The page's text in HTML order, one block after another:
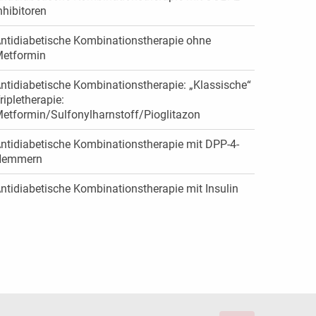
Kombinationstherapie ohne
Kombinationstherapie: „Klassische“
Sulfonylharnstoff/Pioglitazon
Kombinationstherapie mit DPP-4-
Kombinationstherapie mit Insulin